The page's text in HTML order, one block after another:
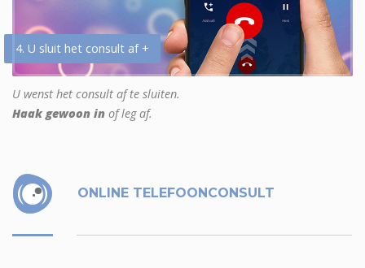
4. U sluit het consult af +
U wenst het consult af te sluiten.
Haak gewoon in of leg af.
ONLINE TELEFOONCONSULT